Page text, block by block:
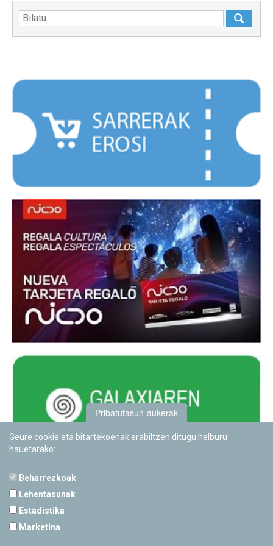
Pribatutasun-aukerak
Geure cookie eta bitartekoenak erabiltzen ditugu helburu
hauetarako:
Beharrezkoak
Lehentasunak
Estadistika
Marketina